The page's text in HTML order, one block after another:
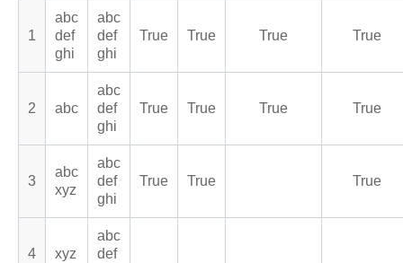
1
abc
def
ghi
abc
def
ghi
True True True True
2 abc
abc
def
ghi
True True True True
3
abc
xyz
abc
def
ghi
True True True
4 xyz
abc
def